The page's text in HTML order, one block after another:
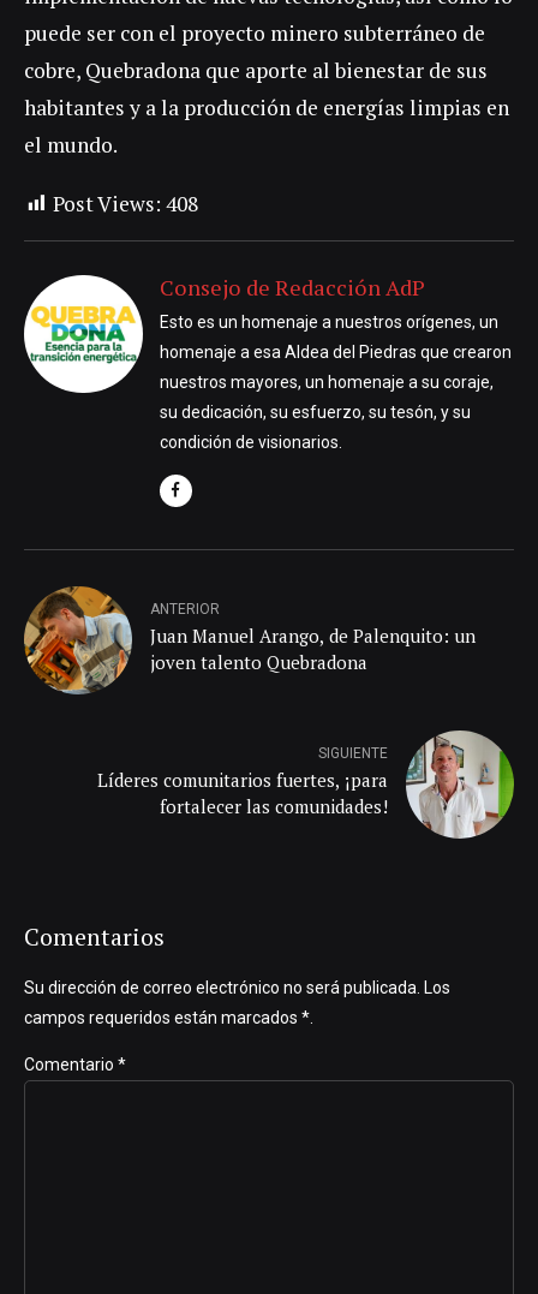
puede ser con el proyecto minero subterráneo de
cobre, Quebradona que aporte al bienestar de sus
habitantes y a la producción de energías limpias en
el mundo.
Post Views: 408
Consejo de Redacción AdP
Esto es un homenaje a nuestros orígenes, un
homenaje a esa Aldea del Piedras que crearon
nuestros mayores, un homenaje a su coraje,
su dedicación, su esfuerzo, su tesón, y su
condición de visionarios.
ANTERIOR
Juan Manuel Arango, de Palenquito: un
joven talento Quebradona
SIGUIENTE
Líderes comunitarios fuertes, ¡para
fortalecer las comunidades!
Comentarios
Su dirección de correo electrónico no será publicada. Los
campos requeridos están marcados *.
Comentario *